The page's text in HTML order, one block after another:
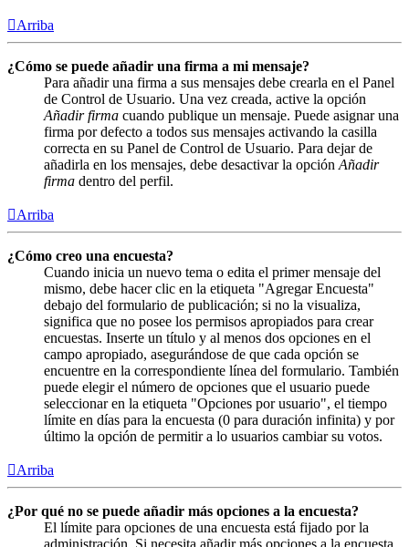
Arriba
¿Cómo se puede añadir una firma a mi mensaje?
Para añadir una firma a sus mensajes debe crearla en el Panel
de Control de Usuario. Una vez creada, active la opción
Añadir firma cuando publique un mensaje. Puede asignar una
firma por defecto a todos sus mensajes activando la casilla
correcta en su Panel de Control de Usuario. Para dejar de
añadirla en los mensajes, debe desactivar la opción Añadir
firma dentro del perfil.
Arriba
¿Cómo creo una encuesta?
Cuando inicia un nuevo tema o edita el primer mensaje del
mismo, debe hacer clic en la etiqueta "Agregar Encuesta"
debajo del formulario de publicación; si no la visualiza,
significa que no posee los permisos apropiados para crear
encuestas. Inserte un título y al menos dos opciones en el
campo apropiado, asegurándose de que cada opción se
encuentre en la correspondiente línea del formulario. También
puede elegir el número de opciones que el usuario puede
seleccionar en la etiqueta "Opciones por usuario", el tiempo
límite en días para la encuesta (0 para duración infinita) y por
último la opción de permitir a lo usuarios cambiar su votos.
Arriba
¿Por qué no se puede añadir más opciones a la encuesta?
El límite para opciones de una encuesta está fijado por la
administración. Si necesita añadir más opciones a la encuesta,